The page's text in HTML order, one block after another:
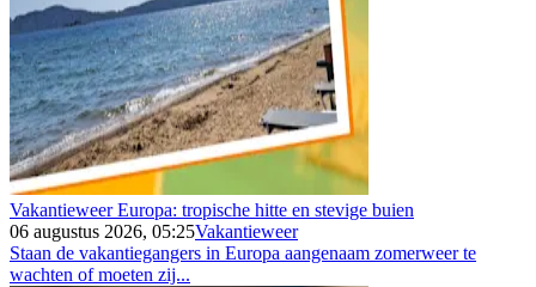
Vakantieweer Europa: tropische hitte en stevige buien
06 augustus 2026, 05:25Vakantieweer
Staan de vakantiegangers in Europa aangenaam zomerweer te
wachten of moeten zij...